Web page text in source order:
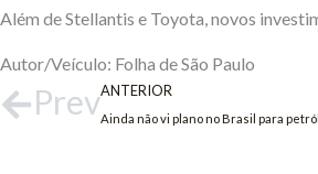
Além de Stellantis e Toyota, novos
Autor/Veículo: Folha de São Paulo
PrevANTERIOR
Ainda não vi plano no Brasil para